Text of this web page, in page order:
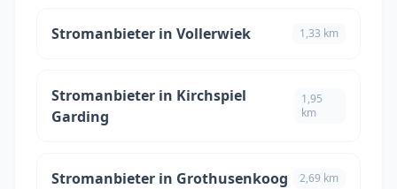
Stromanbieter in Vollerwiek 1,33 km
Stromanbieter in Kirchspiel
Garding
1,95
km
Stromanbieter in Grothusenkoog 2,69 km